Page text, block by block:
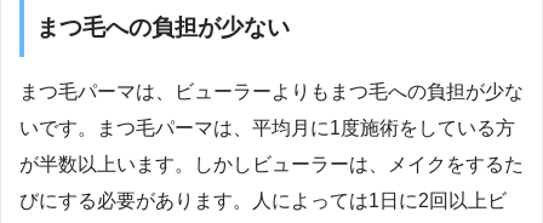
まつ毛への負担が少ない
まつ毛パーマは、ビューラーよりもまつ毛への負担が少な
いです。まつ毛パーマは、平均月に1度施術をしている方
が半数以上います。しかしビューラーは、メイクをするた
びにする必要があります。人によっては1日に2回以上ビ